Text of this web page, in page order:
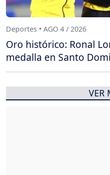
Deportes • AGO 4 / 2026
Oro histórico: Ronal
medalla en Santo
VER